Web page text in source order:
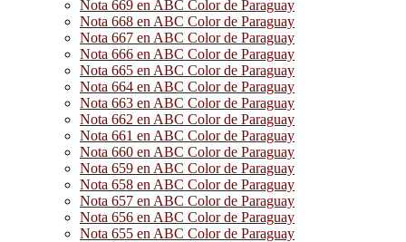
Nota 669 en ABC Color de Paraguay
Nota 668 en ABC Color de Paraguay
Nota 667 en ABC Color de Paraguay
Nota 666 en ABC Color de Paraguay
Nota 665 en ABC Color de Paraguay
Nota 664 en ABC Color de Paraguay
Nota 663 en ABC Color de Paraguay
Nota 662 en ABC Color de Paraguay
Nota 661 en ABC Color de Paraguay
Nota 660 en ABC Color de Paraguay
Nota 659 en ABC Color de Paraguay
Nota 658 en ABC Color de Paraguay
Nota 657 en ABC Color de Paraguay
Nota 656 en ABC Color de Paraguay
Nota 655 en ABC Color de Paraguay